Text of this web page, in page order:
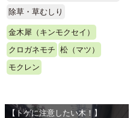
除草・草むしり
金木犀（キンモクセイ）
クロガネモチ
松（マツ）
モクレン
【トゲに注意したい木！】